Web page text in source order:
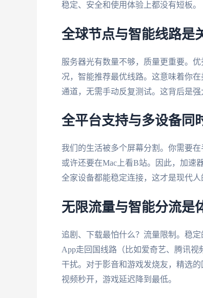
稳定、安全和使用体验上都没有短板。
全球节点与智能线路是
服务器光有数量不够，质量更重要。
况，智能推荐最优线路。这意味着你
通道，无需手动反复测试。这背后是强
全平台支持与多设备同
我们的生活被多个屏幕分割。你需要在
或许还要在Mac上看B站。因此，加速
全家设备都能稳定连接，这才是现代人
无限流量与智能分流是
追剧、下载最怕什么？流量限制。稳
App走回国线路（比如爱奇艺、腾讯视
干扰。对于影音和游戏发烧友，精选
视频秒开，游戏延迟降到最低。